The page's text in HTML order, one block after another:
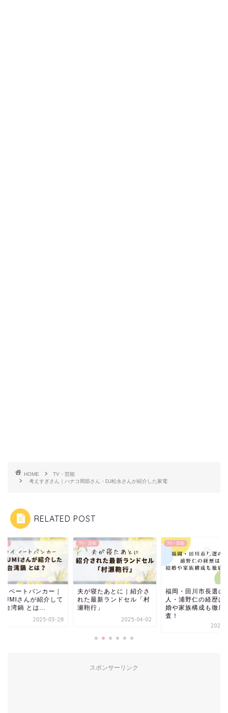
HOME
TV・芸能
考えすぎさん｜ハナコ岡部さん・DJ松永さんが紹介した家電
RELATED POST
寝たあとに｜紹介さ
最新ランドセル「村
行」
2025-04-02
TV・芸能
福岡・田川市長選の新
人・浦野仁の経歴は？結
婚や家族構成も徹底調
TV・芸能
「ブラッサム」のあ
じ・キャスト・主題
ロケ地紹介｜永野芽
は...
2026-
スポンサーリンク